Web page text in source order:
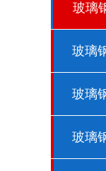
玻璃
玻璃
玻璃
玻璃